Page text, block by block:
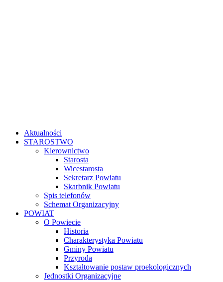
Aktualności
STAROSTWO
Kierownictwo
Starosta
Wicestarosta
Sekretarz Powiatu
Skarbnik Powiatu
Spis telefonów
Schemat Organizacyjny
POWIAT
O Powiecie
Historia
Charakterystyka Powiatu
Gminy Powiatu
Przyroda
Kształtowanie postaw proekologicznych
Jednostki Organizacyjne